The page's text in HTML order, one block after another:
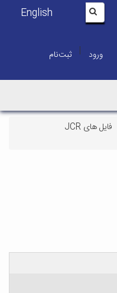
English
ورود | ثبت‌نام
فایل های JCR